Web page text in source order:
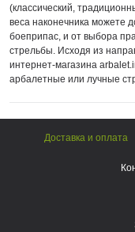
(классический,
веса наконечника можете
боеприпас, и от выбора
стрельбы. Исходя из
интернет-магазина
арбалетные или лучные
Доставка и оплата